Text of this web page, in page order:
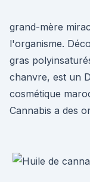
grand-mère
l'organisme.
gras
chanvre, est un
cosmétique
Cannabis a des